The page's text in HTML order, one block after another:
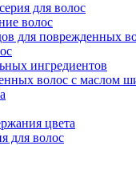
для волос
волос
для поврежденных
ингредиентов
волос с маслом
цвета
для волос